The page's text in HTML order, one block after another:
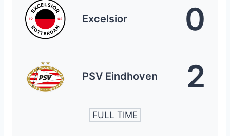
Excelsior 0
PSV Eindhoven 2
FULL TIME